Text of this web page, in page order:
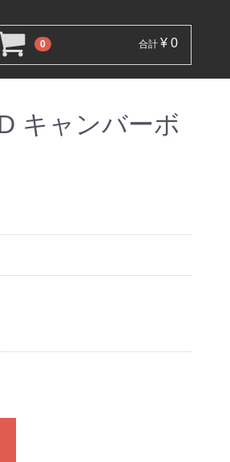
0 合計 ¥ 0
キャンバーボ